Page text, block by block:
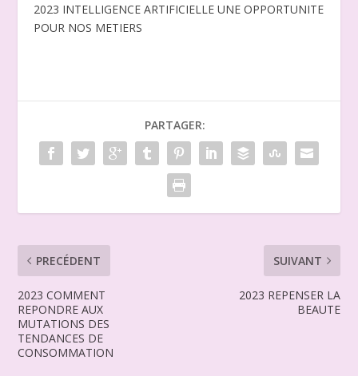
2023 INTELLIGENCE ARTIFICIELLE UNE OPPORTUNITE
POUR NOS METIERS
PARTAGER:
PRECÉDENT
2023 COMMENT
REPONDRE AUX
MUTATIONS DES
TENDANCES DE
CONSOMMATION
SUIVANT
2023 REPENSER LA
BEAUTE